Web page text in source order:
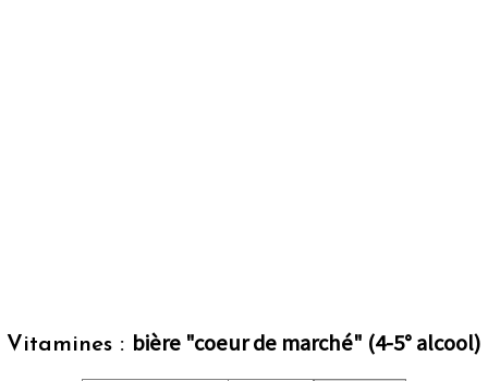
Vitamines : bière "coeur de marché" (4-5° alcool)